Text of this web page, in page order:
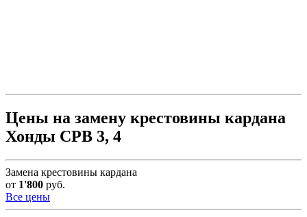
Цены на замену крестовины кардана
Хонды СРВ 3, 4
Замена крестовины кардана
от 1'800 руб.
Все цены